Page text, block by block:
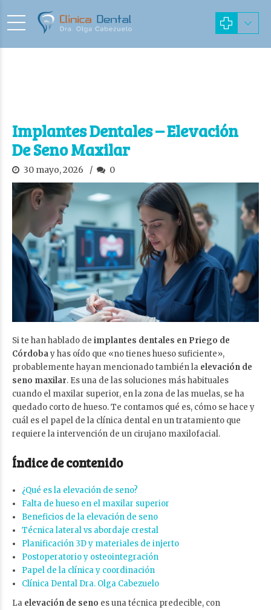
Implantes Dentales – Elevación
De Seno Maxilar
30 mayo, 2026 0
Si te han hablado de implantes dentales en Priego de
Córdobay has oído que «no tienes hueso suficiente»,
probablemente hayan mencionado también la elevación de
seno maxilar. Es una de las soluciones más habituales
cuando el maxilar superior, en la zona de las muelas, se ha
quedado corto de hueso. Te contamos qué es, cómo se hace y
cuál es el papel de la clínica dental en un tratamiento que
requiere la intervención de un cirujano maxilofacial.
Índice de contenido
¿Qué es la elevación de seno?
Falta de hueso en el maxilar superior
Beneficios de la elevación de seno
Técnica lateral vs abordaje crestal
Planificación 3D y materiales de injerto
Postoperatorio y osteointegración
Papel de la clínica y coordinación
Clínica Dental Dra. Olga Cabezuelo
La elevación de seno es una técnica predecible, con